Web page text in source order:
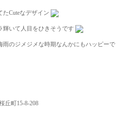
Cuteなデザイン
輝いて人目をひきそうです
雨のジメジメな時期なんかにもハッピーで
丘町15-8-208